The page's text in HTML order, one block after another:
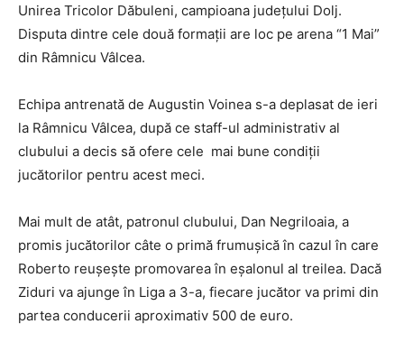
Unirea Tricolor Dăbuleni, campioana județului Dolj.
Disputa dintre cele două formații are loc pe arena “1 Mai”
din Râmnicu Vâlcea.
Echipa antrenată de Augustin Voinea s-a deplasat de ieri
la Râmnicu Vâlcea, după ce staff-ul administrativ al
clubului a decis să ofere cele mai bune condiții
jucătorilor pentru acest meci.
Mai mult de atât, patronul clubului, Dan Negriloaia, a
promis jucătorilor câte o primă frumușică în cazul în care
Roberto reușește promovarea în eșalonul al treilea. Dacă
Ziduri va ajunge în Liga a 3-a, fiecare jucător va primi din
partea conducerii aproximativ 500 de euro.